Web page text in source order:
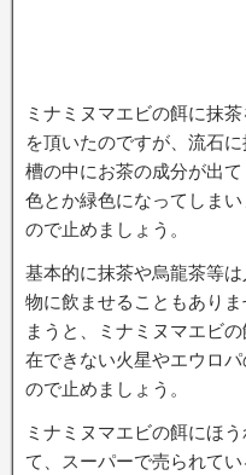
ミナミヌマエビの餌に抹
を頂いたのですが、流石
槽の中にお茶の成分が出
色とか緑色になってしま
ので止めましょう。
基本的に抹茶や烏龍茶等
物に飲ませることもあり
まうと、ミナミヌマエビ
在できない火星やエウロ
ので止めましょう。
ミナミヌマエビの餌にほ
て、スーパーで売られて